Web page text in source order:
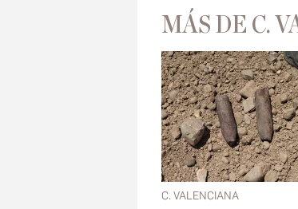
MÁS DE C.
C. VALENCIANA